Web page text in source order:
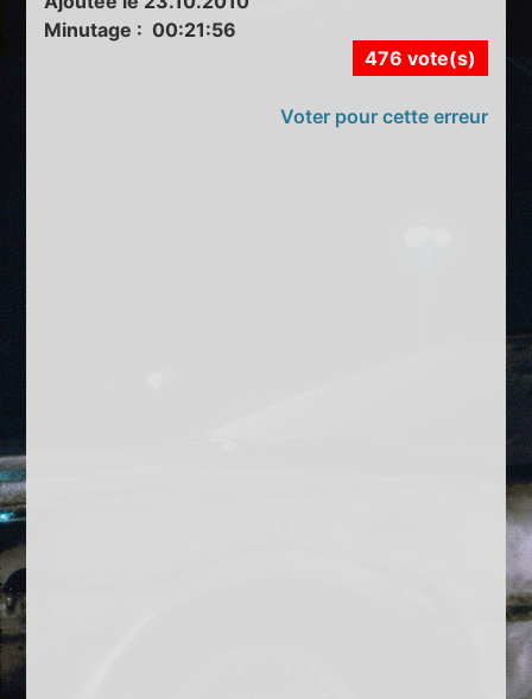
Minutage : 00:21:56
476 vote(s)
Voter pour cette erreur